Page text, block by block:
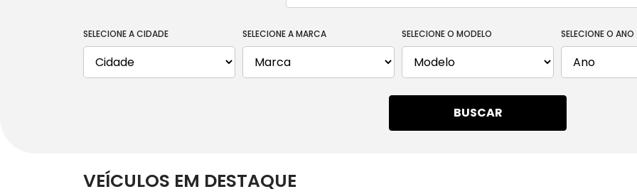
SELECIONE A CIDADE SELECIONE A MARCA SELECIONE O MODELO SELECIONE O ANO
BUSCAR
VEÍCULOS EM DESTAQUE